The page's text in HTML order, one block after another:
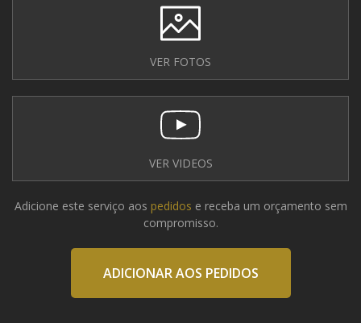
VER FOTOS
VER VIDEOS
Adicione este serviço aos pedidos e receba um orçamento sem
compromisso.
ADICIONAR AOS PEDIDOS